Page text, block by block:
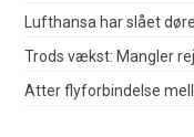
Lufthansa har slået
Trods vækst: Mangler
Atter flyforbindelse